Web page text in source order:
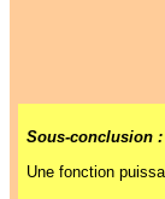
Sous-conclusion :
Une fonction